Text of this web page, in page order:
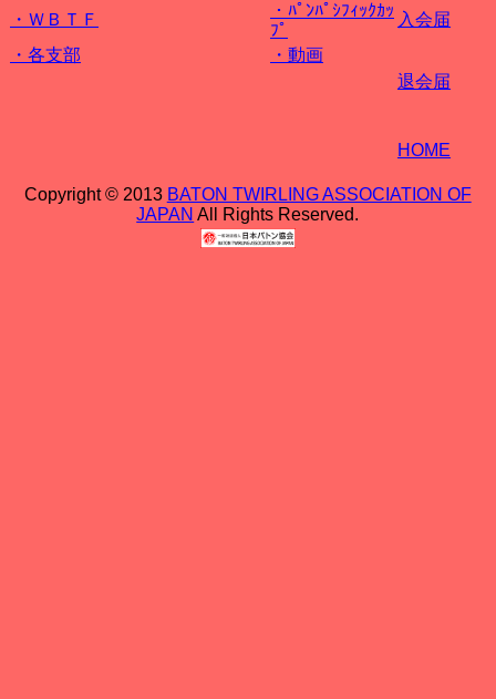
・ＷＢＴＦ
・ﾊﾟﾝﾊﾟｼﾌｨｯｸｶｯ
ﾌﾟ
入会届
・各支部
・動画
退会届
HOME
Copyright © 2013 BATON TWIRLING ASSOCIATION OF
JAPAN All Rights Reserved.